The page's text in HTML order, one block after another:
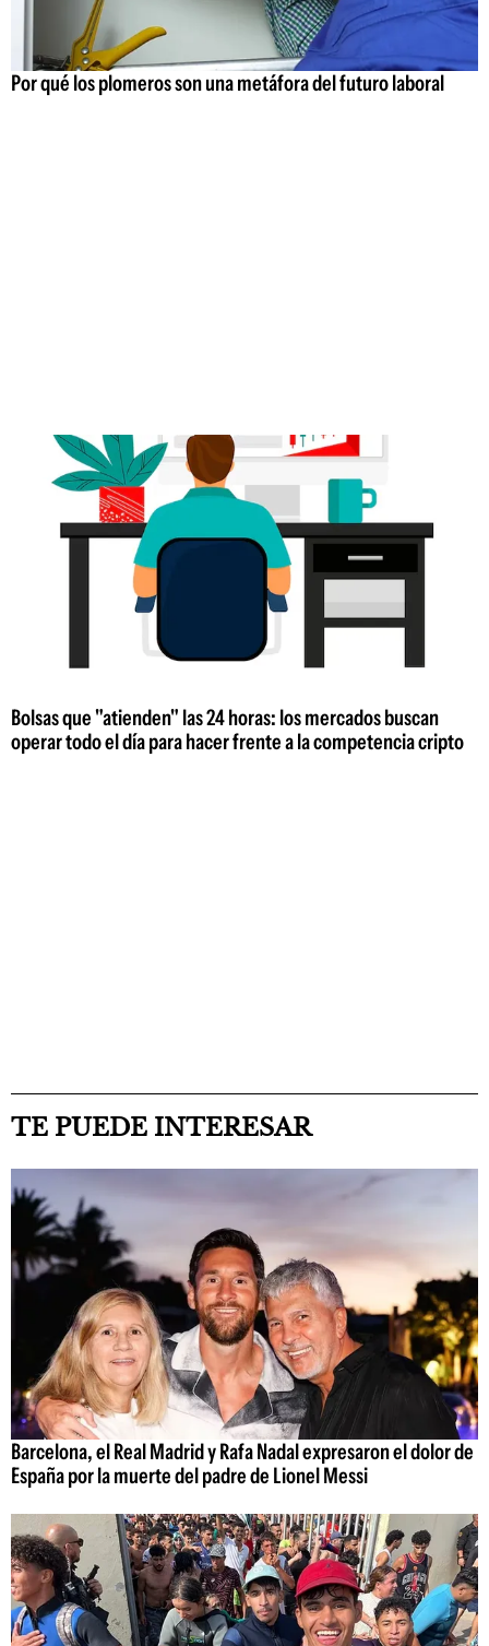
Por qué los plomeros son una metáfora del futuro laboral
Bolsas que "atienden" las 24 horas: los mercados buscan
operar todo el día para hacer frente a la competencia cripto
TE PUEDE INTERESAR
Barcelona, el Real Madrid y Rafa Nadal expresaron el dolor de
España por la muerte del padre de Lionel Messi